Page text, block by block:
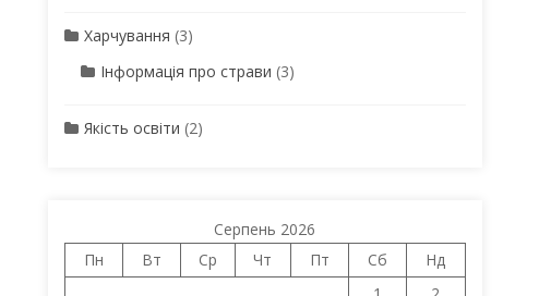
Харчування (3)
Інформація про страви (3)
Якість освіти (2)
Серпень 2026
Пн
Вт Ср Чт Пт Сб
Нд